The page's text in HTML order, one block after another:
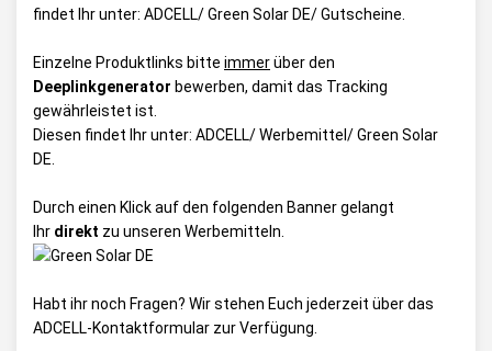
findet Ihr unter: ADCELL/ Green Solar DE/ Gutscheine
Einzelne Produktlinks bitte immerüber den
Deeplinkgenerator bewerben, damit das Tracking
gewährleistet ist.
Diesen findet Ihr unter: ADCELL/ Werbemittel/ Green Solar
DE
Durch einen Klick auf den folgenden Banner gelangt
Ihr direkt zu unseren Werbemitteln.
Habt ihr noch Fragen? Wir stehen Euch jederzeit über das
ADCELL-Kontaktformular zur Verfügung.